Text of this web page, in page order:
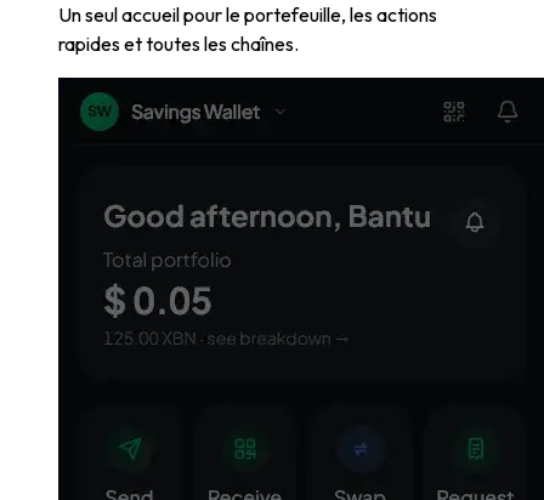
Un seul accueil pour le portefeuille, les actions
rapides et toutes les chaînes.